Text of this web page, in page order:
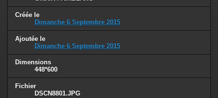
Créée le
Dimanche 6 Septembre 2015
Ajoutée le
Dimanche 6 Septembre 2015
Dimensions
448*600
Fichier
DSCN8801.JPG